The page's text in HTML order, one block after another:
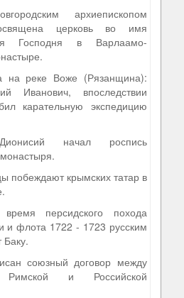
архиепископом
церковь во имя
Господня в Варлаамо-
реке Воже (Рязанщина):
Иванович, впоследствии
карательную экспедицию
начал роспись
побеждают крымских татар в
персидского похода
и флота 1722 - 1723 русским
Баку.
союзный договор между
Римской и Российской